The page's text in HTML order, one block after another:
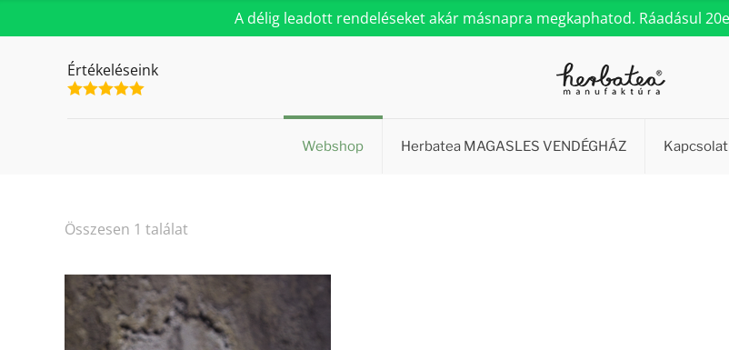
A délig leadott rendeléseket akár másnapra megkaphatod. Ráadásul
Értékeléseink
Webshop Herbatea MAGASLES VENDÉGHÁZ Kapcsolat
Összesen 1 találat